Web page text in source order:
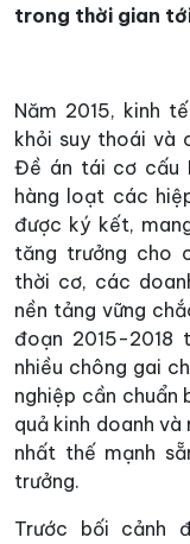
trong thời gian
Năm 2015, kinh
khỏi suy thoái và
Đề án tái cơ cấu
hàng loạt các
được ký kết,
tăng trưởng cho
thời cơ, các
nền tảng vững
đoạn 2015-2018
nhiều chông gai
nghiệp cần chuẩn
quả kinh doanh
nhất thế mạnh
trưởng.
Trước bối cảnh